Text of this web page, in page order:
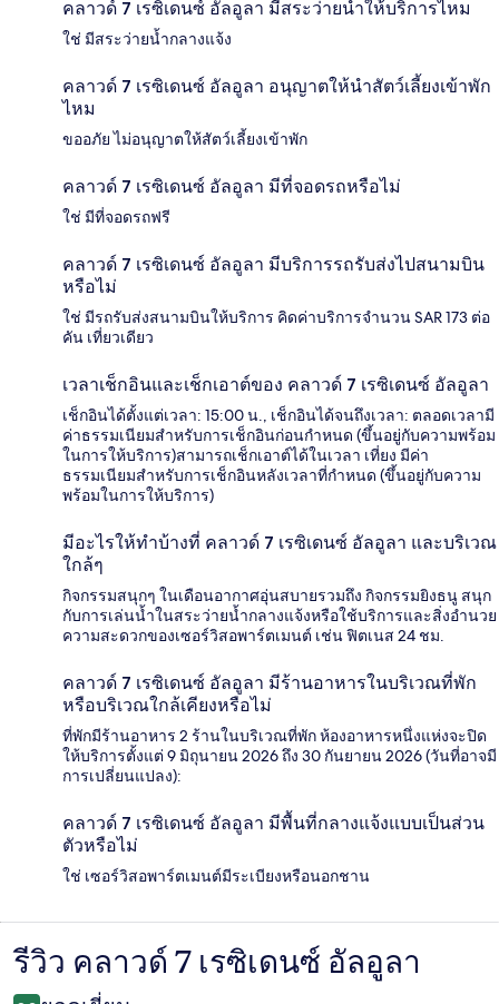
คลาวด์ 7 เรซิเดนซ์ อัลอูลา มีสระว่ายน้ำให้บริการไหม
ใช่ มีสระว่ายน้ำกลางแจ้ง
คลาวด์ 7 เรซิเดนซ์ อัลอูลา อนุญาตให้นำสัตว์เลี้ยงเข้าพัก
ไหม
ขออภัย ไม่อนุญาตให้สัตว์เลี้ยงเข้าพัก
คลาวด์ 7 เรซิเดนซ์ อัลอูลา มีที่จอดรถหรือไม่
ใช่ มีที่จอดรถฟรี
คลาวด์ 7 เรซิเดนซ์ อัลอูลา มีบริการรถรับส่งไปสนามบิน
หรือไม่
ใช่ มีรถรับส่งสนามบินให้บริการ คิดค่าบริการจำนวน SAR 173 ต่อ
คัน เที่ยวเดียว
เวลาเช็กอินและเช็กเอาต์ของ คลาวด์ 7 เรซิเดนซ์ อัลอูลา
เช็กอินได้ตั้งแต่เวลา: 15:00 น., เช็กอินได้จนถึงเวลา: ตลอดเวลามี
ค่าธรรมเนียมสำหรับการเช็กอินก่อนกำหนด (ขึ้นอยู่กับความพร้อม
ในการให้บริการ)สามารถเช็กเอาต์ได้ในเวลา เที่ยง มีค่า
ธรรมเนียมสำหรับการเช็กอินหลังเวลาที่กำหนด (ขึ้นอยู่กับความ
พร้อมในการให้บริการ)
มีอะไรให้ทำบ้างที่ คลาวด์ 7 เรซิเดนซ์ อัลอูลา และบริเวณ
ใกล้ๆ
กิจกรรมสนุกๆ ในเดือนอากาศอุ่นสบายรวมถึง กิจกรรมยิงธนู สนุก
กับการเล่นน้ำในสระว่ายน้ำกลางแจ้งหรือใช้บริการและสิ่งอำนวย
ความสะดวกของเซอร์วิสอพาร์ตเมนต์ เช่น ฟิตเนส 24 ชม.
คลาวด์ 7 เรซิเดนซ์ อัลอูลา มีร้านอาหารในบริเวณที่พัก
หรือบริเวณใกล้เคียงหรือไม่
ที่พักมีร้านอาหาร 2 ร้านในบริเวณที่พัก ห้องอาหารหนึ่งแห่งจะปิด
ให้บริการตั้งแต่ 9 มิถุนายน 2026 ถึง 30 กันยายน 2026 (วันที่อาจมี
การเปลี่ยนแปลง):
คลาวด์ 7 เรซิเดนซ์ อัลอูลา มีพื้นที่กลางแจ้งแบบเป็นส่วน
ตัวหรือไม่
ใช่ เซอร์วิสอพาร์ตเมนต์มีระเบียงหรือนอกชาน
รีวิว
รีวิว คลาวด์ 7 เรซิเดนซ์ อัลอูลา